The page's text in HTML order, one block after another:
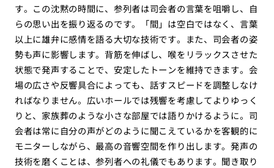
す。この沈黙の時間に、参列者は司会者の言葉を咀嚼し、自
らの思い出を振り返るのです。「間」は空白ではなく、言葉
以上に雄弁に感情を語る大切な技術です。また、司会者の姿
勢も声に影響します。背筋を伸ばし、喉をリラックスさせた
状態で発声することで、安定したトーンを維持できます。会
場の広さや反響具合によっても、話すスピードを調整しなけ
ればなりません。広いホールでは残響を考慮してよりゆっく
りと、家族葬のような小さな部屋では語りかけるように。司
会者は常に自分の声がどのように聞こえているかを客観的に
モニターしながら、最高の音響空間を作り出します。発声の
技術を磨くことは、参列者への礼儀でもあります。聞き取り